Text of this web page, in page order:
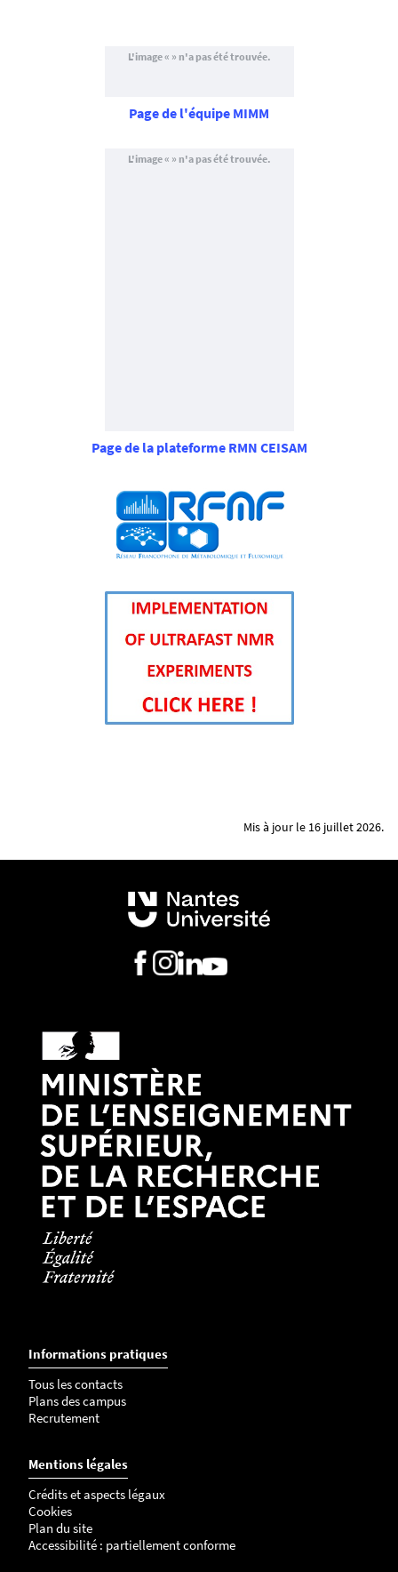
Page de l'équipe MIMM
Page de la plateforme RMN CEISAM
Mis à jour le 16 juillet 2026.
Informations pratiques
Tous les contacts
Plans des campus
Recrutement
Mentions légales
Crédits et aspects légaux
Cookies
Plan du site
Accessibilité : partiellement conforme